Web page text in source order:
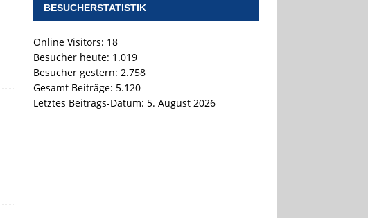
BESUCHERSTATISTIK
Online Visitors: 18
Besucher heute: 1.019
Besucher gestern: 2.758
Gesamt Beiträge: 5.120
Letztes Beitrags-Datum: 5. August 2026